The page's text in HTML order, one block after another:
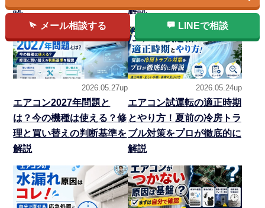
説
解説
2026.05.27up
エアコン2027年問題と
は？今の機種は使える？修
理と買い替えの判断基準を
解説
2026.05.24up
エアコン試運転の適正時期
とやり方！夏前の冷房トラ
ブル対策をプロが徹底的に
解説
メール相談する LINEで相談